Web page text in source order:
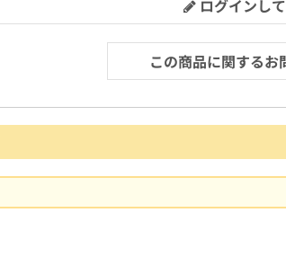
ログインし
この商品に関するお